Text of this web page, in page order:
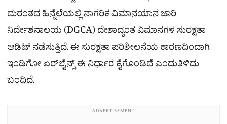
ದುರಂತದ ಹಿನ್ನೆಲೆಯಲ್ಲಿ ನಾಗರಿಕ ವಿಮಾನಯಾನ ಜಾರಿ
ನಿರ್ದೇಶನಾಲಯ (DGCA) ದೇಶಾದ್ಯಂತ ವಿಮಾನಗಳ ಸುರಕ್ಷತಾ
ಆಡಿಟ್ ನಡೆಸುತ್ತಿದೆ. ಈ ಸುರಕ್ಷತಾ ಪರಿಶೀಲನೆಯ ಕಾರಣದಿಂದಾಗಿ
ಇಂಡಿಗೋ ಏರ್‌ಲೈನ್ಸ್ ಈ ನಿರ್ಧಾರ ಕೈಗೊಂಡಿದೆ ಎಂದುತಿಳಿದು
ಬಂದಿದೆ.
ADVERTISEMENT